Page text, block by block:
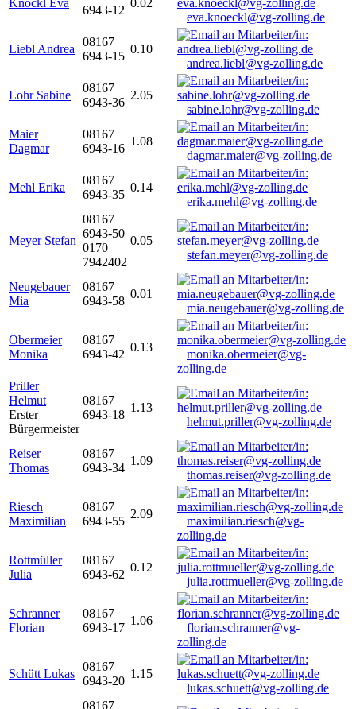
Knöckl Eva
6943-12
0.02
eva.knoeckl@vg-zolling.de
Liebl Andrea
08167
6943-15
0.10
andrea.liebl@vg-zolling.de
Lohr Sabine
08167
6943-36
2.05
sabine.lohr@vg-zolling.de
Maier
Dagmar
08167
6943-16
1.08
dagmar.maier@vg-zolling.de
Mehl Erika
08167
6943-35
0.14
erika.mehl@vg-zolling.de
Meyer Stefan
08167
6943-50
0170
7942402
0.05
stefan.meyer@vg-zolling.de
Neugebauer
Mia
08167
6943-58
0.01
mia.neugebauer@vg-zolling.de
Obermeier
Monika
08167
6943-42
0.13
monika.obermeier@vg-
zolling.de
Priller
Helmut
Erster
Bürgermeister
08167
6943-18
1.13
helmut.priller@vg-zolling.de
Reiser
Thomas
08167
6943-34
1.09
thomas.reiser@vg-zolling.de
Riesch
Maximilian
08167
6943-55
2.09
maximilian.riesch@vg-
zolling.de
Rottmüller
Julia
08167
6943-62
0.12
julia.rottmueller@vg-zolling.de
Schranner
Florian
08167
6943-17
1.06
florian.schranner@vg-
zolling.de
Schütt Lukas
08167
6943-20
1.15
lukas.schuett@vg-zolling.de
08167